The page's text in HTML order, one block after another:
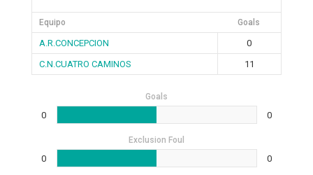
Equipo Goals
A.R.CONCEPCION
0
C.N.CUATRO CAMINOS
11
Goals
0 0
Exclusion Foul
0 0